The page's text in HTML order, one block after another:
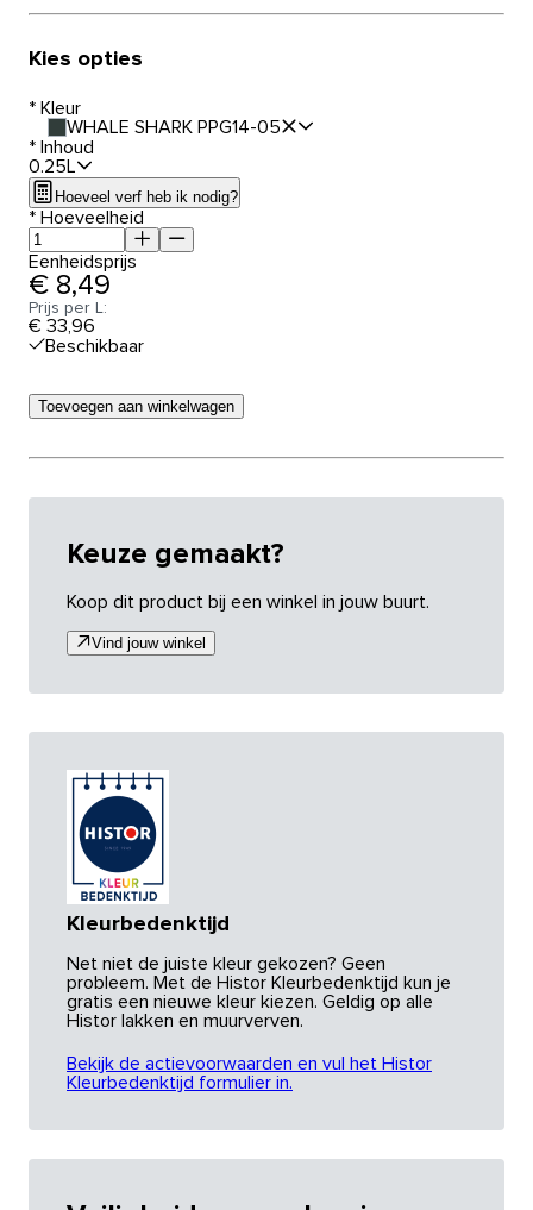
Kies opties
* Kleur
WHALE SHARK PPG14-05
* Inhoud
0.25L
Hoeveel verf heb ik nodig?
* Hoeveelheid
Eenheidsprijs
€ 8,49
Prijs per L:
€ 33,96
Beschikbaar
Toevoegen aan winkelwagen
Keuze gemaakt?
Koop dit product bij een winkel in jouw buurt.
Vind jouw winkel
Kleurbedenktijd
Net niet de juiste kleur gekozen? Geen
probleem. Met de Histor Kleurbedenktijd kun je
gratis een nieuwe kleur kiezen. Geldig op alle
Histor lakken en muurverven.
Bekijk de actievoorwaarden en vul het Histor
Kleurbedenktijd formulier in.